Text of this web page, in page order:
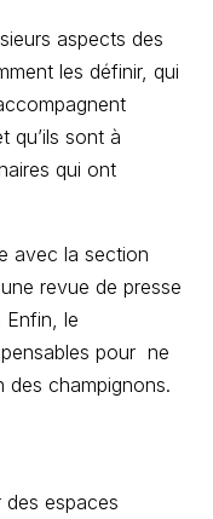
aspects des
les définir, qui
qu’ils sont à
qui ont
avec la section
revue de presse
Enfin, le
pour ne
des champignons.
des espaces